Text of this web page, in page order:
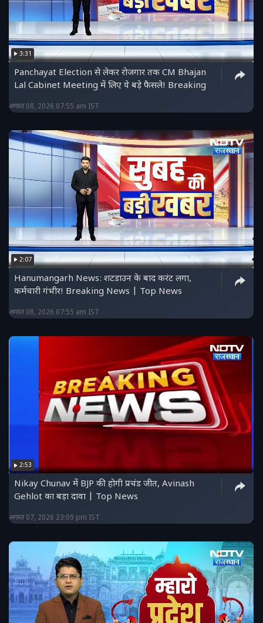
3:31
Panchayat Election से लेकर रोजगार तक CM Bhajan
Lal Cabinet Meeting में लिए ये बड़े फैसले! Breaking
अगस्त 08, 2026 07:55 am IST
2:07
Hanumangarh News: शटडाउन के बाद करंट लगा,
कर्मचारी गंभीर! Breaking News | Top News
अगस्त 08, 2026 07:55 am IST
2:53
Nikay Chunav में BJP की होगी प्रचंड जीत, Avinash
Gehlot का बड़ा दावा | Top News
अगस्त 07, 2026 23:09 pm IST